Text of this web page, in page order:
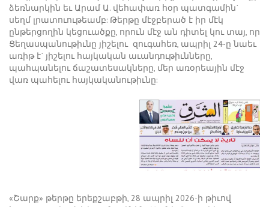
ձեռնարկին եւ Արամ Ա. վեհափառ հօր պատգամին`
սեղմ լրատուութեամբ: Թերթը մէջբերած է իր մէկ
ընթերցողին կեցուածքը, որուն մէջ ան դիտել կու տայ, որ
Ցեղասպանութիւնը յիշելու զուգահեռ, ապրիլ 24-ը նաեւ
առիթ է` յիշելու հայկական աւանդութիւնները,
պահպանելու ճաշատեսակները, մեր առօրեային մէջ
վառ պահելու հայկականութիւնը:
«Շարք» թերթը երեքշաբթի, 28 ապրիլ 2026-ի թիւով